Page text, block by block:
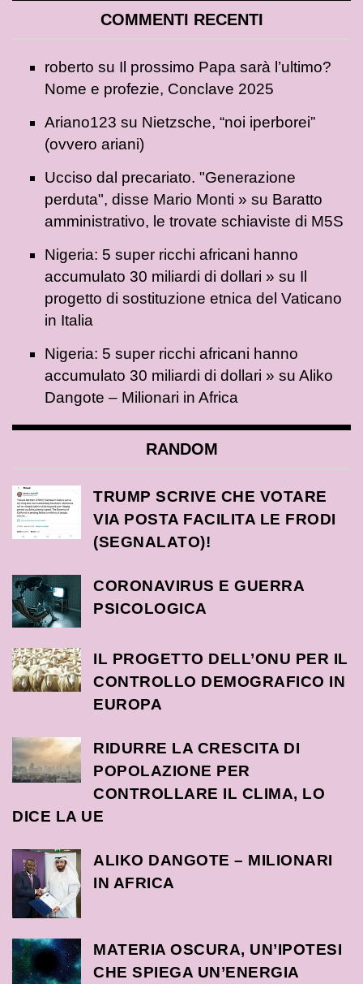
COMMENTI RECENTI
roberto su Il prossimo Papa sarà l’ultimo?
Nome e profezie, Conclave 2025
Ariano123 su Nietzsche, “noi iperborei”
(ovvero ariani)
Ucciso dal precariato. "Generazione
perduta", disse Mario Monti » su Baratto
amministrativo, le trovate schiaviste di M5S
Nigeria: 5 super ricchi africani hanno
accumulato 30 miliardi di dollari » su Il
progetto di sostituzione etnica del Vaticano
in Italia
Nigeria: 5 super ricchi africani hanno
accumulato 30 miliardi di dollari » su Aliko
Dangote – Milionari in Africa
RANDOM
TRUMP SCRIVE CHE VOTARE
VIA POSTA FACILITA LE FRODI
(SEGNALATO)!
CORONAVIRUS E GUERRA
PSICOLOGICA
IL PROGETTO DELL’ONU PER IL
CONTROLLO DEMOGRAFICO IN
EUROPA
RIDURRE LA CRESCITA DI
POPOLAZIONE PER
CONTROLLARE IL CLIMA, LO
DICE LA UE
ALIKO DANGOTE – MILIONARI
IN AFRICA
MATERIA OSCURA, UN’IPOTESI
CHE SPIEGA UN’ENERGIA